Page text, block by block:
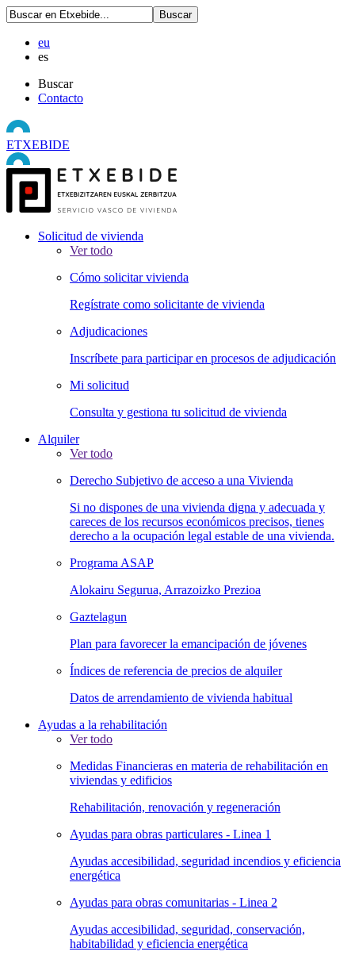
eu
es
Buscar
Contacto
ETXEBIDE
Solicitud de vivienda
Ver todo
Cómo solicitar vivienda
Regístrate como solicitante de vivienda
Adjudicaciones
Inscríbete para participar en procesos de adjudicación
Mi solicitud
Consulta y gestiona tu solicitud de vivienda
Alquiler
Ver todo
Derecho Subjetivo de acceso a una Vivienda
Si no dispones de una vivienda digna y adecuada y
careces de los recursos económicos precisos, tienes
derecho a la ocupación legal estable de una vivienda.
Programa ASAP
Alokairu Segurua, Arrazoizko Prezioa
Gaztelagun
Plan para favorecer la emancipación de jóvenes
Índices de referencia de precios de alquiler
Datos de arrendamiento de vivienda habitual
Ayudas a la rehabilitación
Ver todo
Medidas Financieras en materia de rehabilitación en
viviendas y edificios
Rehabilitación, renovación y regeneración
Ayudas para obras particulares - Linea 1
Ayudas accesibilidad, seguridad incendios y eficiencia
energética
Ayudas para obras comunitarias - Linea 2
Ayudas accesibilidad, seguridad, conservación,
habitabilidad y eficiencia energética